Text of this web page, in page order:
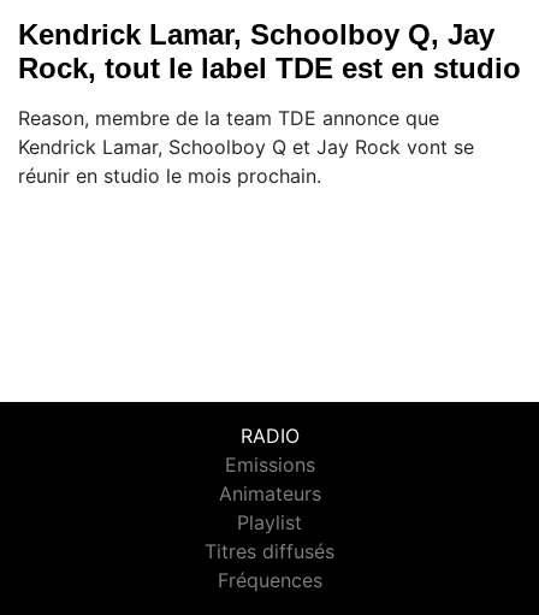
Kendrick Lamar, Schoolboy Q, Jay
Rock, tout le label TDE est en studio
Reason, membre de la team TDE annonce que
Kendrick Lamar, Schoolboy Q et Jay Rock vont se
réunir en studio le mois prochain.
RADIO
Emissions
Animateurs
Playlist
Titres diffusés
Fréquences